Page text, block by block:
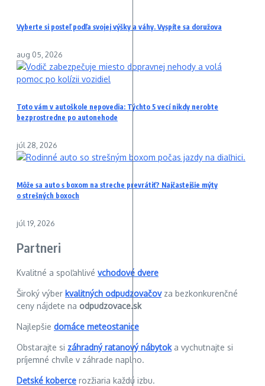
Vyberte si posteľ podľa svojej výšky a váhy. Vyspíte sa doružova
aug 05, 2026
Toto vám v autoškole nepovedia: Týchto 5 vecí nikdy nerobte
bezprostredne po autonehode
júl 28, 2026
Môže sa auto s boxom na streche prevrátiť? Najčastejšie mýty
o strešných boxoch
júl 19, 2026
Partneri
Kvalitné a spoľahlivé vchodové dvere
Široký výber kvalitných odpudzovačovza bezkonkurenčné
ceny nájdete na odpudzovace.sk
Najlepšie domáce meteostanice
Obstarajte si záhradný ratanový nábytoka vychutnajte si
príjemné chvíle v záhrade naplno.
Detské koberce rozžiaria každú izbu.